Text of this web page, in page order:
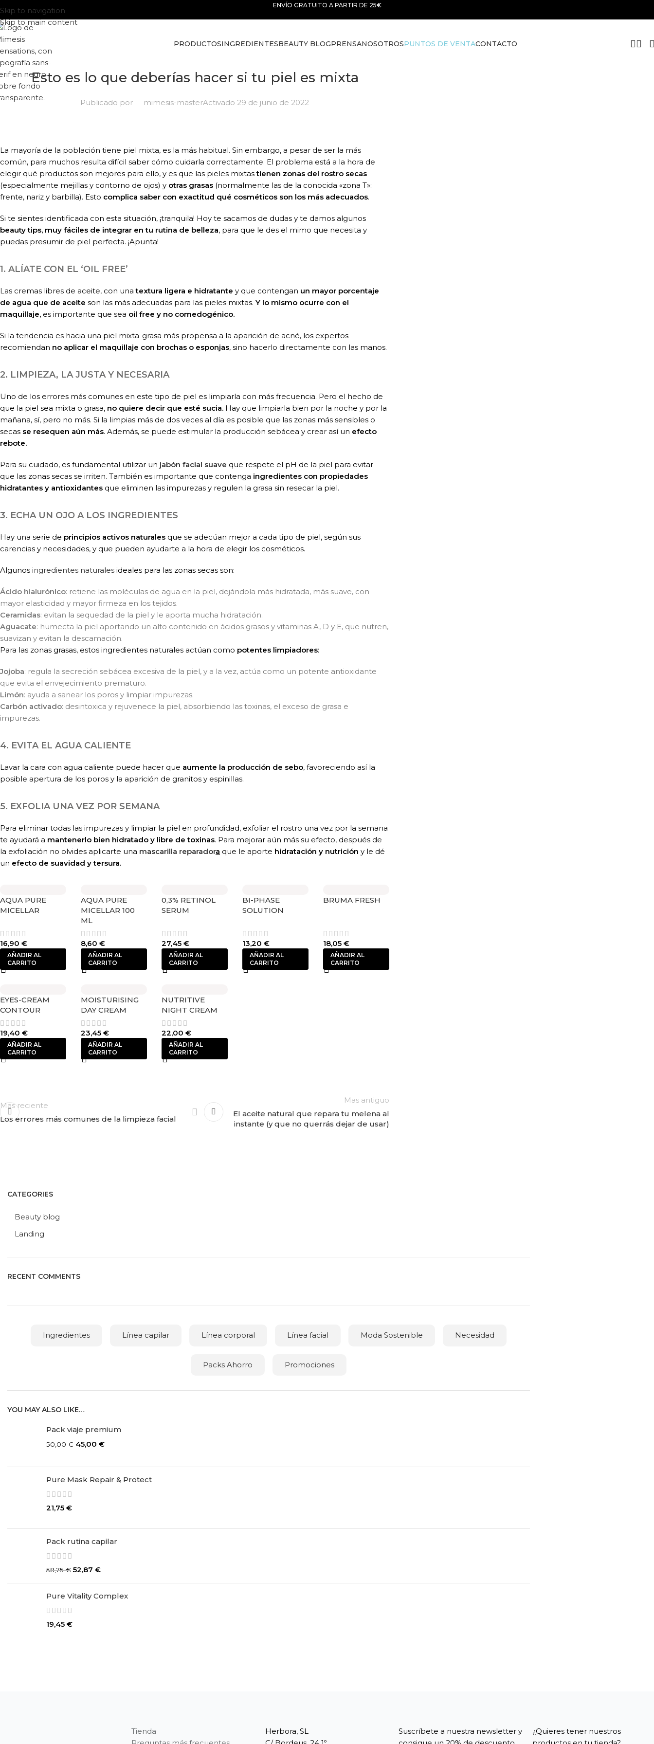
Skip to navigation
Skip to main content
ENVÍO GRATUITO A PARTIR DE 25€
PRODUCTOSINGREDIENTESBEAUTY BLOGPRENSANOSOTROSPUNTOS DE VENTACONTACTO
Esto es lo que deberías hacer si tu piel es mixta
Publicado por mimesis-masterActivado 29 de junio de 2022
La mayoría de la población tiene piel mixta, es la más habitual. Sin embargo, a pesar de ser la más
común, para muchos resulta difícil saber cómo cuidarla correctamente. El problema está a la hora de
elegir qué productos son mejores para ello, y es que las pieles mixtastienen zonas del rostro secas
(especialmente mejillas y contorno de ojos) y otras grasas (normalmente las de la conocida «zona T»:
frente, nariz y barbilla). Esto complica saber con exactitud qué cosméticos son los más adecuados.
Si te sientes identificada con esta situación, ¡tranquila! Hoy te sacamos de dudas y te damos algunos
beauty tips, muy fáciles de integrar en tu rutina de belleza, para que le des el mimo que necesita y
puedas presumir de piel perfecta. ¡Apunta!
1. ALÍATE CON EL ‘OIL FREE’
Las cremas libres de aceite, con una textura ligera e hidratante y que contengan un mayor porcentaje
de agua que de aceite son las más adecuadas para las pieles mixtas. Y lo mismo ocurre con el
maquillaje, es importante que sea oil free y no comedogénico.
Si la tendencia es hacia una piel mixta-grasa más propensa a la aparición de acné, los expertos
recomiendan no aplicar el maquillaje con brochas o esponjas, sino hacerlo directamente con las manos.
2. LIMPIEZA, LA JUSTA Y NECESARIA
Uno de los errores más comunes en este tipo de piel es limpiarla con más frecuencia. Pero el hecho de
que la piel sea mixta o grasa, no quiere decir que esté sucia. Hay que limpiarla bien por la noche y por la
mañana, sí, pero no más. Si la limpias más de dos veces al día es posible que las zonas más sensibles o
secas se resequen aún más. Además, se puede estimular la producción sebácea y crear así un efecto
rebote.
Para su cuidado, es fundamental utilizar un jabón facial suave que respete el pH de la piel para evitar
que las zonas secas se irriten. También es importante que contenga ingredientes con propiedades
hidratantes y antioxidantes que eliminen las impurezas y regulen la grasa sin resecar la piel.
3. ECHA UN OJO A LOS INGREDIENTES
Hay una serie de principios activos naturales que se adecúan mejor a cada tipo de piel, según sus
carencias y necesidades, y que pueden ayudarte a la hora de elegir los cosméticos.
Algunos ingredientes naturales ideales para las zonas secas son:
Ácido hialurónico: retiene las moléculas de agua en la piel, dejándola más hidratada, más suave, con
mayor elasticidad y mayor firmeza en los tejidos.
Ceramidas: evitan la sequedad de la piel y le aporta mucha hidratación.
Aguacate: humecta la piel aportando un alto contenido en ácidos grasos y vitaminas A, D y E, que nutren,
suavizan y evitan la descamación.
Para las zonas grasas, estos ingredientes naturales actúan como potentes limpiadores:
Jojoba: regula la secreción sebácea excesiva de la piel, y a la vez, actúa como un potente antioxidante
que evita el envejecimiento prematuro.
Limón: ayuda a sanear los poros y limpiar impurezas.
Carbón activado: desintoxica y rejuvenece la piel, absorbiendo las toxinas, el exceso de grasa e
impurezas.
4. EVITA EL AGUA CALIENTE
Lavar la cara con agua caliente puede hacer que aumente la producción de sebo, favoreciendo así­ la
posible apertura de los poros y la aparición de granitos y espinillas.
5. EXFOLIA UNA VEZ POR SEMANA
Para eliminar todas las impurezas y limpiar la piel en profundidad, exfoliar el rostro una vez por la semana
te ayudará a mantenerlo bien hidratado y libre de toxinas. Para mejorar aún más su efecto, después de
la exfoliación no olvides aplicarte una mascarilla reparadora que le aporte hidratación y nutrición y le dé
un efecto de suavidad y tersura.
AQUA PURE
MICELLAR
16,90 €
AÑADIR AL
CARRITO
AQUA PURE
MICELLAR 100
ML
8,60 €
AÑADIR AL
CARRITO
0,3% RETINOL
SERUM
27,45 €
AÑADIR AL
CARRITO
BI-PHASE
SOLUTION
13,20 €
AÑADIR AL
CARRITO
BRUMA FRESH
18,05 €
AÑADIR AL
CARRITO
EYES-CREAM
CONTOUR
19,40 €
AÑADIR AL
CARRITO
MOISTURISING
DAY CREAM
23,45 €
AÑADIR AL
CARRITO
NUTRITIVE
NIGHT CREAM
22,00 €
AÑADIR AL
CARRITO
Mas reciente
Los errores más comunes de la limpieza facial
Mas antiguo
El aceite natural que repara tu melena al
instante (y que no querrás dejar de usar)
CATEGORIES
Beauty blog
Landing
RECENT COMMENTS
Ingredientes Línea capilar Línea corporal Línea facial Moda Sostenible Necesidad
Packs Ahorro Promociones
YOU MAY ALSO LIKE…
Pack viaje premium
50,00€ 45,00 €
Pure Mask Repair & Protect
21,75 €
Pack rutina capilar
58,75€ 52,87 €
Pure Vitality Complex
19,45 €
Tienda
Herbora, SL
Suscríbete a nuestra newsletter y
¿Quieres tener nuestros